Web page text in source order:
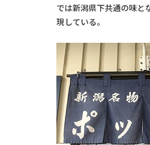
では新潟県下共通の味と
現している。